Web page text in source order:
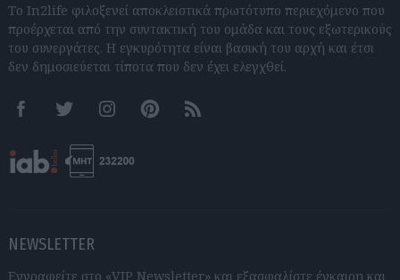
Το In2life φιλοξενεί αποκλειστικά πρωτότυπο περιεχόμενο που
προέρχεται από την συντακτική του ομάδα και τους εξωτερικούς
του συνεργάτες. Η εγκυρότητα είναι βασική του αρχή και έτσι
δεν δημοσιεύεται τίποτα που δεν έχει ελεγχθεί.
FacebookTwitter InstagramPinterestRSS feeds
NEWSLETTER
Εγγραφείτε στο «VIP Newsletter» και εξασφαλίστε έγκαιρη και